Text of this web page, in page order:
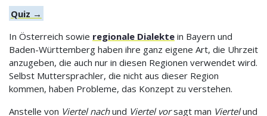
Quiz →
In Österreich sowie regionale Dialekte in Bayern und
Baden-Württemberg haben ihre ganz eigene Art, die Uhrzeit
anzugeben, die auch nur in diesen Regionen verwendet wird.
Selbst Muttersprachler, die nicht aus dieser Region
kommen, haben Probleme, das Konzept zu verstehen.
Anstelle von Viertel nachund Viertel vorsagt man Viertelund